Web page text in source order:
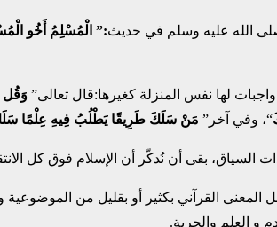
الله عليه وسلم في حديث:” الْمُسْلِمُ أَخُو
لها نفس المنزلة كغيرها:قال تعالى” وَقُل
“، وفي آخر” مَنْ سَلَكَ طَرِيقًا يَطْلُبُ فِيهِ عِلْمًا
السياق، بقى أن نُدكّر أن الإسلام فوق كل
المعنى القرآني بكثير أو بقليل من
و العلم والحرية.